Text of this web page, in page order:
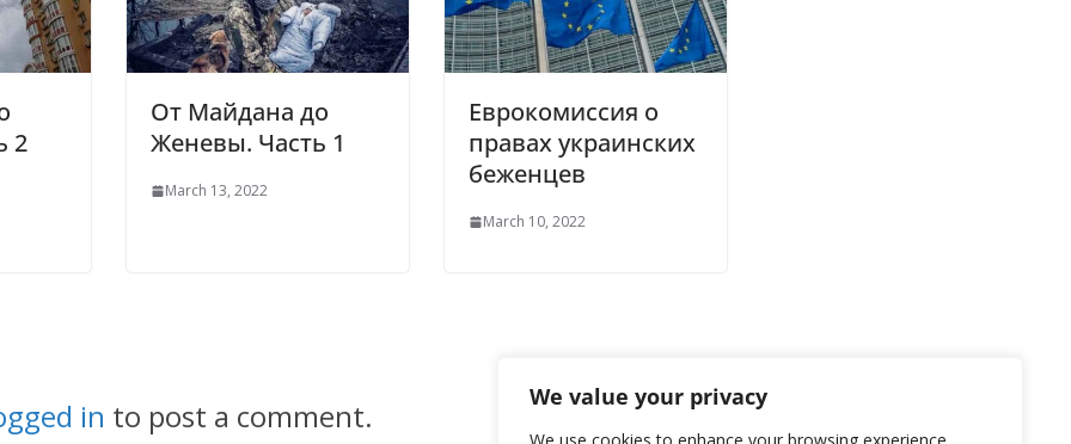
We value your privacy
2
От Майдана до
Женевы. Часть 1
March 13, 2022
Еврокомиссия о
правах украинских
беженцев
March 10, 2022
in to post a comment.